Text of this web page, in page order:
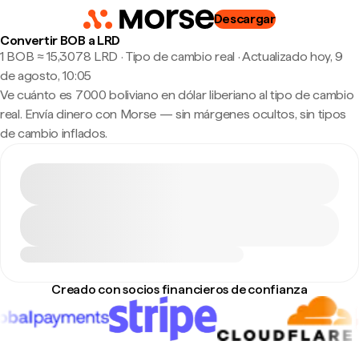
Descargar
Convertir BOB a LRD
1 BOB ≈ 15,3078 LRD · Tipo de cambio real ·Actualizado hoy, 9
de agosto, 10:05
Ve cuánto es 7000 boliviano en dólar liberiano al tipo de cambio
real. Envía dinero con Morse — sin márgenes ocultos, sin tipos
de cambio inflados.
Creado con socios financieros de confianza